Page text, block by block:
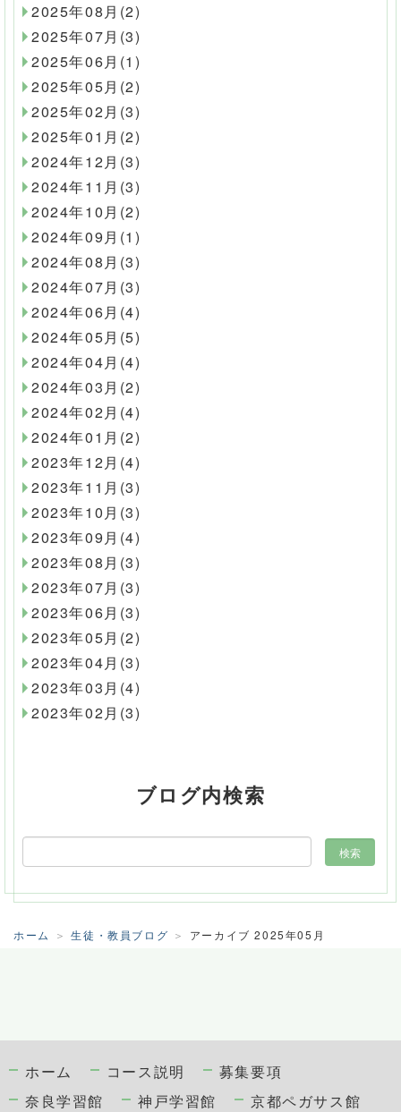
2025年08月(2)
2025年07月(3)
2025年06月(1)
2025年05月(2)
2025年02月(3)
2025年01月(2)
2024年12月(3)
2024年11月(3)
2024年10月(2)
2024年09月(1)
2024年08月(3)
2024年07月(3)
2024年06月(4)
2024年05月(5)
2024年04月(4)
2024年03月(2)
2024年02月(4)
2024年01月(2)
2023年12月(4)
2023年11月(3)
2023年10月(3)
2023年09月(4)
2023年08月(3)
2023年07月(3)
2023年06月(3)
2023年05月(2)
2023年04月(3)
2023年03月(4)
2023年02月(3)
ブログ内検索
ホーム 生徒・教員ブログ アーカイブ 2025年05月
ホーム コース説明
募集要項
奈良学習館
神戸学習館 京都ペガサス館